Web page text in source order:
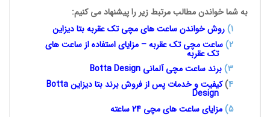
به شما خواندن مطالب مرتبط زیر را پیشنهاد می کنیم:
1
)روش خواندن ساعت های مچی تکعقربه بتا دیزاین
2) ساعت مچی تک عقربه – مزایای استفاده از ساعت های
تک عقربه
3
)برند ساعت مچی آلمانی Botta Design
4
)کیفیت و خدمات پس از فروش برند بتا دیزاینBotta
Design
5) مزایای ساعت های مچی 24
ساعته